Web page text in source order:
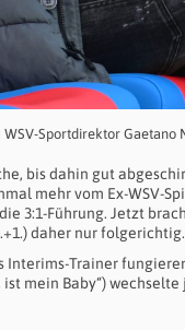
Sportdirektor Gaetano
bis dahin gut
mehr vom Ex-WSV-
3:1-Führung. Jetzt
daher nur folgerichtig.
Interims-Trainer
mein Baby“)